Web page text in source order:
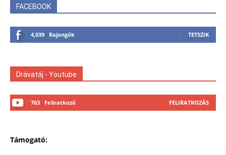
FACEBOOK
4,039 Rajongók TETSZIK
Drávatáj - Youtube
763 Feliratkozó FELIRATKOZÁS
Támogató: